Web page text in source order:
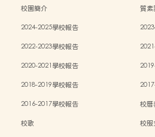
校園簡介
質素
2024-2025學校報告
2022-2023學校報告
2020-2021學校報告
2018-2019學校報告
2016-2017學校報告
校曆
校歌
校服